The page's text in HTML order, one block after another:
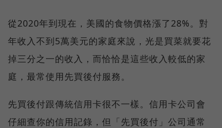
從2020年到現在，美國的食物價格漲了28%。對
年收入不到5萬美元的家庭來說，光是買菜就要花
掉三分之一的收入，而恰恰是這些收入較低的家
庭，最常使用先買後付服務。
先買後付跟傳統信用卡很不一樣。信用卡公司會
仔細查你的信用記錄，但「先買後付」公司通常